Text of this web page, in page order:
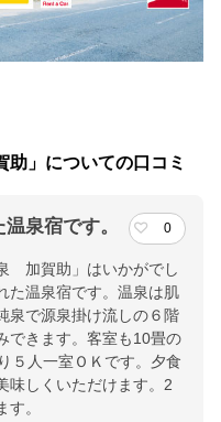
ング)
約40分）／東北自動車道・
30分）
提供：楽天トラベル
で
く見る
」についての口コミ
泉宿です。 0
加賀助」はいかがでし
た温泉宿です。温泉は肌
泉で源泉掛け流しの６階
できます。客室も10畳の
５人一室ＯＫです。夕食
味しくいただけます。2
。